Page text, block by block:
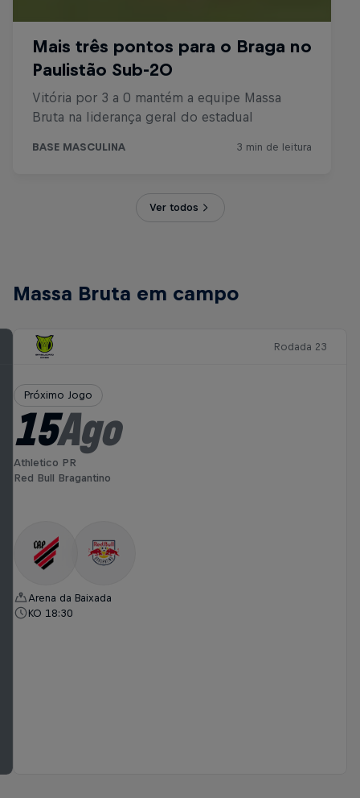
Ver todos
Massa Bruta em campo
Rodada 23
Próximo Jogo
15Ago
Athletico PR
Red Bull Bragantino
Arena da Baixada
KO 18:30